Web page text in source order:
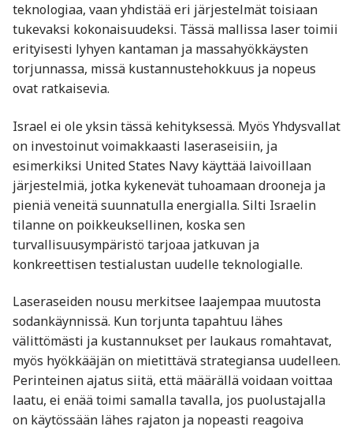
teknologiaa, vaan yhdistää eri järjestelmät toisiaan
tukevaksi kokonaisuudeksi. Tässä mallissa laser toimii
erityisesti lyhyen kantaman ja massahyökkäysten
torjunnassa, missä kustannustehokkuus ja nopeus
ovat ratkaisevia.
Israel ei ole yksin tässä kehityksessä. Myös Yhdysvallat
on investoinut voimakkaasti laseraseisiin, ja
esimerkiksi United States Navy käyttää laivoillaan
järjestelmiä, jotka kykenevät tuhoamaan drooneja ja
pieniä veneitä suunnatulla energialla. Silti Israelin
tilanne on poikkeuksellinen, koska sen
turvallisuusympäristö tarjoaa jatkuvan ja
konkreettisen testialustan uudelle teknologialle.
Laseraseiden nousu merkitsee laajempaa muutosta
sodankäynnissä. Kun torjunta tapahtuu lähes
välittömästi ja kustannukset per laukaus romahtavat,
myös hyökkääjän on mietittävä strategiansa uudelleen.
Perinteinen ajatus siitä, että määrällä voidaan voittaa
laatu, ei enää toimi samalla tavalla, jos puolustajalla
on käytössään lähes rajaton ja nopeasti reagoiva